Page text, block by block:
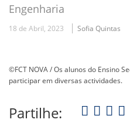
Engenharia
18 de Abril, 2023 Sofia Quintas
©FCT NOVA / Os alunos do Ensino
participar em diversas actividades.
Partilhe: